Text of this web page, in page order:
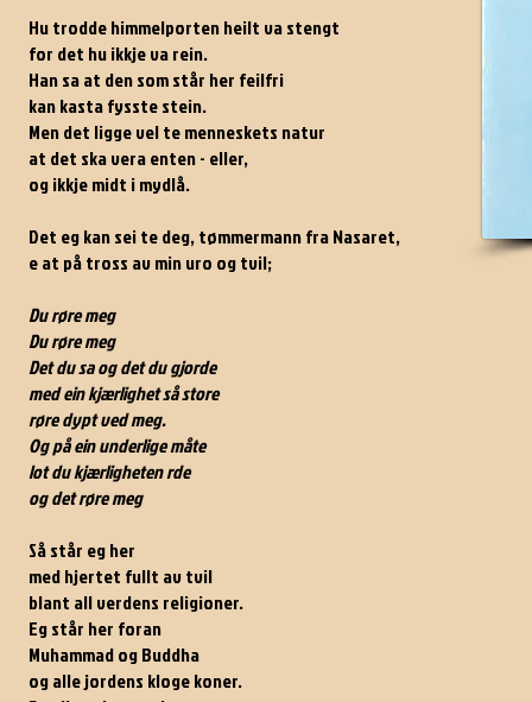
Hu trodde himmelporten heilt va stengt
for det hu ikkje va rein.
Han sa at den som står her feilfri
kan kasta fysste stein.
Men det ligge vel te menneskets natur
at det ska vera enten - eller,
og ikkje midt i mydlå.
Det eg kan sei te deg, tømmermann fra Nasaret,
e at på tross av min uro og tvil;
Du røre meg
Du røre meg
Det du sa og det du gjorde
med ein kjærlighet så store
røre dypt ved meg.
Og på ein underlige måte
lot du kjærligheten rde
og det røre meg
Så står eg her
med hjertet fullt av tvil
blant all verdens religioner.
Eg står her foran
Muhammad og Buddha
og alle jordens kloge koner.